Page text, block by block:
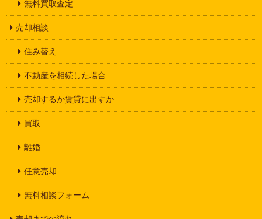
無料買取査定
売却相談
住み替え
不動産を相続した場合
売却するか賃貸に出すか
買取
離婚
任意売却
無料相談フォーム